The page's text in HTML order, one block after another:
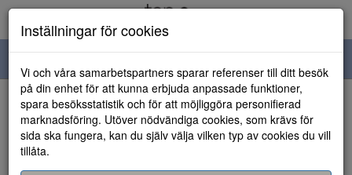
navigation
HEM
Inställningar för cookies
Vi och våra samarbetspartners sparar referenser till ditt besök
på din enhet för att kunna erbjuda anpassade funktioner,
spara besöksstatistik och för att möjliggöra personifierad
marknadsföring. Utöver nödvändiga cookies, som krävs för
sida ska fungera, kan du själv välja vilken typ av cookies du vill
tillåta.